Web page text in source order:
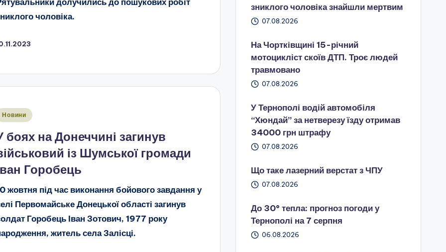
чоловіка.
Новини
боях на Донеччині загинув
із Шумської громади
Горобець
жовтня під час виконання бойового завдання у
Первомайське Донецької області загинув
Горобець Іван Зотович, 1977 року
житель села Залісці.
зниклого чоловіка знайшли мертвим
07.08.2026
На Чортківщині 15-річний
мотоцикліст скоїв ДТП. Троє людей
травмовано
07.08.2026
У Тернополі водій автомобіля
“Хюндай” за нетверезу їзду отримав
34000 грн штрафу
07.08.2026
Що таке лазерний верстат з ЧПУ
07.08.2026
До 30° тепла: прогноз погоди у
Тернополі на 7 серпня
06.08.2026